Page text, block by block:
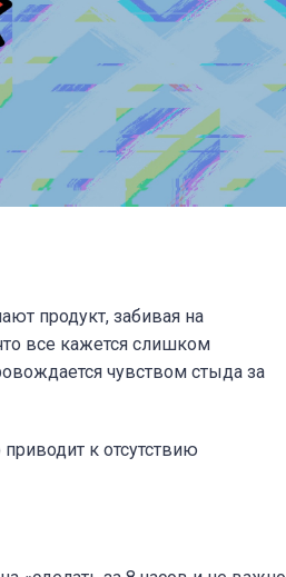
продукт, забивая на
все кажется слишком
чувством стыда за
к отсутствию